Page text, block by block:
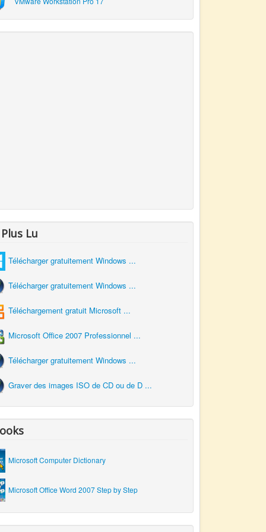
Lu
Télécharger gratuitement Windows ...
Télécharger gratuitement Windows ...
Téléchargement gratuit Microsoft ...
Microsoft Office 2007 Professionnel ...
Télécharger gratuitement Windows ...
Graver des images ISO de CD ou de D ...
Microsoft Computer Dictionary
Microsoft Office Word 2007 Step by Step